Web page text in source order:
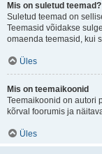
Mis on suletud teemad?
Suletud teemad on
Teemasid võidakse
omaenda teemasid, kui
Üles
Mis on teemaikoonid
Teemaikoonid on autori
kõrval foorumis ja
Üles